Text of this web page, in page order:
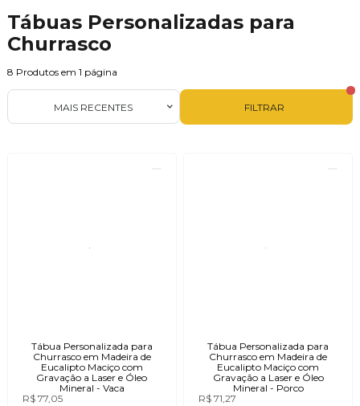
Tábuas Personalizadas para
Churrasco
8 Produtos em 1 página
FILTRAR
MAIS RECENTES
Tábua Personalizada para
Churrasco em Madeira de
Eucalipto Maciço com
Gravação a Laser e Óleo
Mineral - Vaca
R$ 77,05
Tábua Personalizada para
Churrasco em Madeira de
Eucalipto Maciço com
Gravação a Laser e Óleo
Mineral - Porco
R$ 71,27